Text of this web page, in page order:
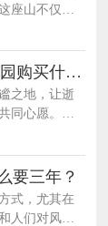
山不仅因
而闻名，更
人心驰神
个传奇的世
朽的守护者
购买什么
之地，让逝
同心愿。沈
文化底蕴和
庭的首选。
2万即可享受
佛教文化浸
要三年？
式，尤其在
人们对风俗